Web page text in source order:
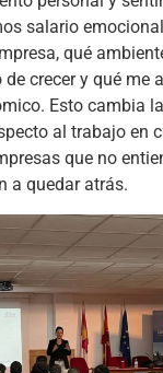
salario
qué
crecer y qué me
Esto cambia
al trabajo en
que no
a quedar atrás.